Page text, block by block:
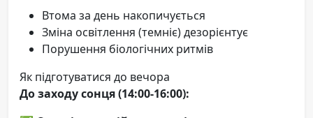
Втома за день накопичується
Зміна освітлення (темніє) дезорієнтує
Порушення біологічних ритмів
Як підготуватися до вечора
До заходу сонця (14:00-16:00):